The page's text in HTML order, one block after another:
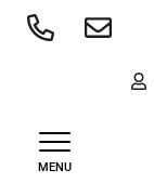
Aller
MENU